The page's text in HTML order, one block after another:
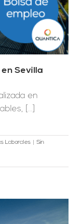
Sevilla
en
[...]
Laborales
Sin